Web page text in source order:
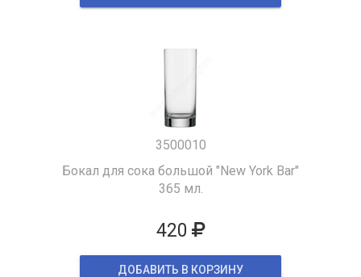
3500010
Бокал для сока большой "New York Bar"
365 мл.
420
ДОБАВИТЬ В КОРЗИНУ